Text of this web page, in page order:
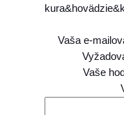
č
c
Vaša e-
Vaše